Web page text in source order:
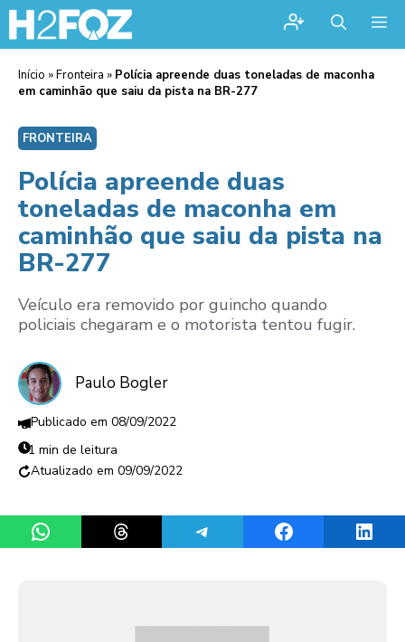
Início »Fronteira » Polícia apreende duas toneladas de maconha
em caminhão que saiu da pista na BR-277
FRONTEIRA
Polícia apreende duas
toneladas de maconha em
caminhão que saiu da pista na
BR-277
Veículo era removido por guincho quando
policiais chegaram e o motorista tentou fugir.
Paulo Bogler
08/09/2022
1 min de leitura
09/09/2022
Share on WhatsAppShare on ThreadsShare on TelegramShare on Facebook